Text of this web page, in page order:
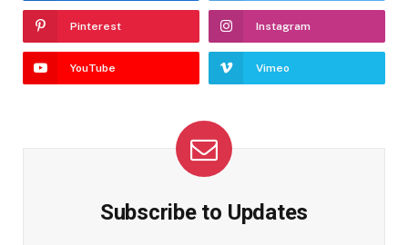
Pinterest Instagram
YouTube Vimeo
Subscribe to Updates